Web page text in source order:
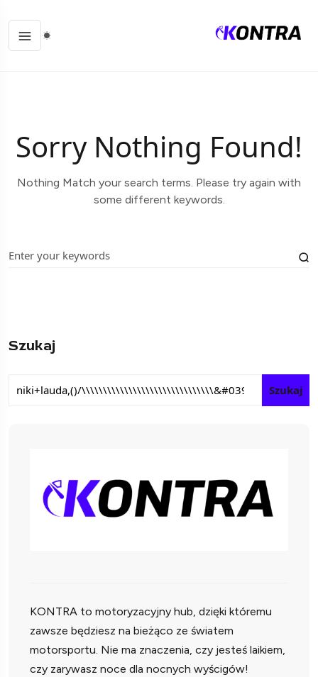
Sorry Nothing Found!
Nothing Match your search terms. Please try again with
some different keywords.
Szukaj
Szukaj
KONTRA to motoryzacyjny hub, dzięki któremu
zawsze będziesz na bieżąco ze światem
motorsportu. Nie ma znaczenia, czy jesteś laikiem,
czy zarywasz noce dla nocnych wyścigów!